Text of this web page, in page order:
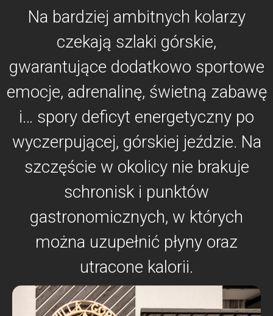
Na bardziej ambitnych kolarzy
czekają szlaki górskie,
gwarantujące dodatkowo sportowe
emocje, adrenalinę, świetną zabawę
i… spory deficyt energetyczny po
wyczerpującej, górskiej jeździe. Na
szczęście w okolicy nie brakuje
schronisk i punktów
gastronomicznych, w których
można uzupełnić płyny oraz
utracone kalorii.